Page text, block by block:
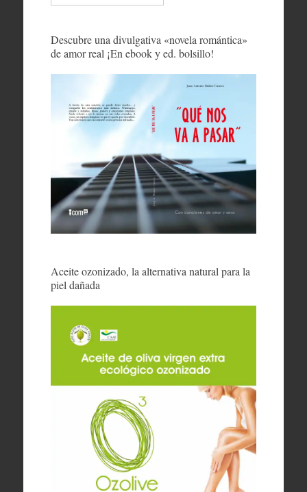
Descubre una divulgativa «novela romántica»
de amor real ¡En ebook y ed. bolsillo!
Aceite ozonizado, la alternativa natural para la
piel dañada